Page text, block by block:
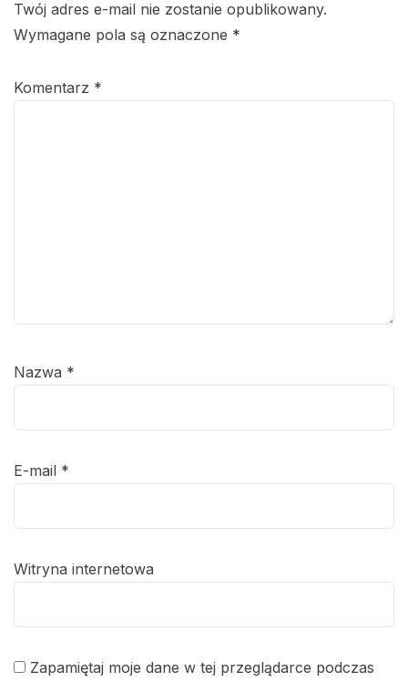
Twój adres e-mail nie zostanie opublikowany.
Wymagane pola są oznaczone *
Komentarz *
Nazwa *
E-mail *
Witryna internetowa
Zapamiętaj moje dane w tej przeglądarce podczas